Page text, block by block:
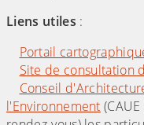
Liens utiles :
Portail
Site de consultation
Conseil
l'Environnement